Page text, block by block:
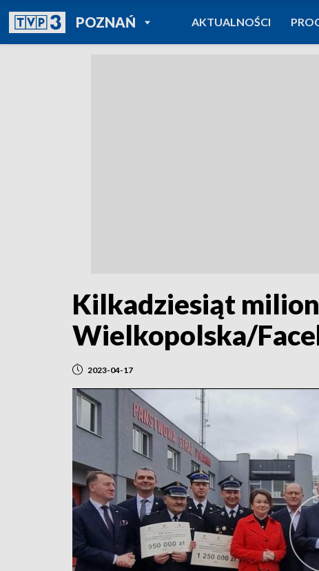
POZNAŃPOWRÓT DO
TVP REGIONY
AKTUALNOŚCI
Kilkadziesiąt
Wielkopolska/
2023-04-17